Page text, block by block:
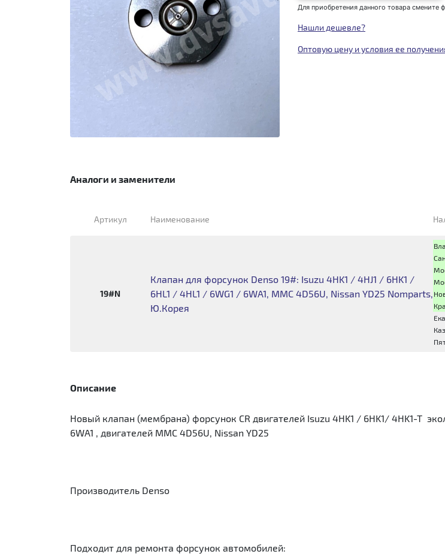
Для приобретения данного товара смените
Нашли дешевле?
Оптовую цену и условия ее
Аналоги и заменители
Артикул Наименование
19#N
Клапан для форсунок Denso 19#: Isuzu 4HK1 / 4HJ1 / 6HK1 /
6HL1 / 4HL1 / 6WG1 / 6WA1, MMC 4D56U, Nissan YD25 Nomparts,
Ю.Корея
Описание
Новый клапан (мембрана) форсунок CR двигателей Isuzu 4HK1 / 6HK1/ 4HK1-T
6WA1 , двигателей MMC 4D56U, Nissan YD25
Производитель Denso
Подходит для ремонта форсунок автомобилей: